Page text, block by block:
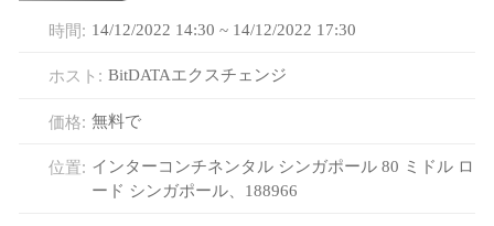
時間: 14/12/2022 14:30 ~ 14/12/2022 17:30
ホスト : BitDATAエクスチェンジ
価格: 無料で
位置: インターコンチネンタル シンガポール 80 ミドル ロ
ード シンガポール、188966